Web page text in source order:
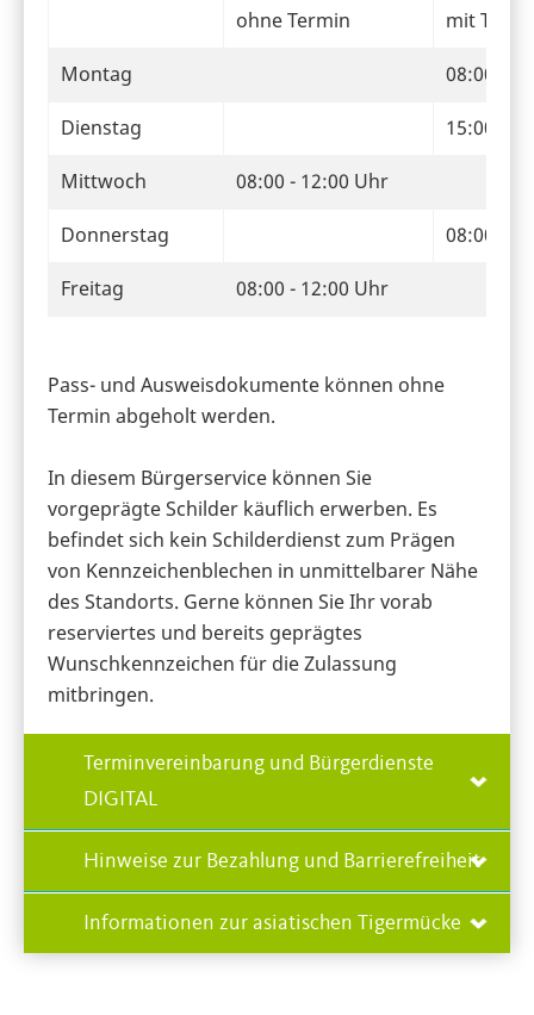
ohne Termin mit
Montag 08:00 -
Dienstag 15:00 -
Mittwoch 08:00 - 12:00 Uhr
Donnerstag 08:00 -
Freitag 08:00 - 12:00 Uhr
Pass- und Ausweisdokumente können ohne
Termin abgeholt werden.
In diesem Bürgerservice können Sie
vorgeprägte Schilder käuflich erwerben. Es
befindet sich kein Schilderdienst zum Prägen
von Kennzeichenblechen in unmittelbarer Nähe
des Standorts. Gerne können Sie Ihr vorab
reserviertes und bereits geprägtes
Wunschkennzeichen für die Zulassung
mitbringen.
Terminvereinbarung und Bürgerdienste
DIGITAL
Hinweise zur Bezahlung und Barrierefreiheit
Informationen zur asiatischen Tigermücke